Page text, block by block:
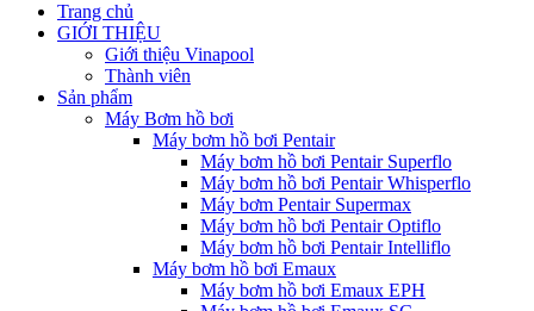
Trang chủ
GIỚI THIỆU
Giới thiệu Vinapool
Thành viên
Sản phẩm
Máy Bơm hồ bơi
Máy bơm hồ bơi Pentair
Máy bơm hồ bơi Pentair Superflo
Máy bơm hồ bơi Pentair Whisperflo
Máy bơm Pentair Supermax
Máy bơm hồ bơi Pentair Optiflo
Máy bơm hồ bơi Pentair Intelliflo
Máy bơm hồ bơi Emaux
Máy bơm hồ bơi Emaux EPH